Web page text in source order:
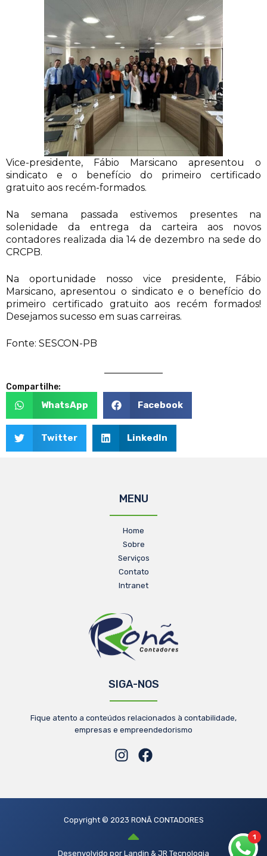
Vice-presidente, Fábio Marsicano apresentou o
sindicato e o benefício do primeiro certificado
gratuito aos recém-formados.
Na semana passada estivemos presentes na
solenidade da entrega da carteira aos novos
contadores realizada dia 14 de dezembro na sede do
CRCPB.
Na oportunidade nosso vice presidente, Fábio
Marsicano, apresentou o sindicato e o benefício do
primeiro certificado gratuito aos recém formados!
Desejamos sucesso em suas carreiras.
Fonte: SESCON-PB
Compartilhe:
WhatsApp Facebook
Twitter LinkedIn
MENU
Home
Sobre
Serviços
Contato
Intranet
SIGA-NOS
Fique atento a conteúdos relacionados à contabilidade,
empresas e empreendedorismo
Copyright © 2023 RONÃ CONTADORES
Desenvolvido por Landin & JR Tecnologia
1